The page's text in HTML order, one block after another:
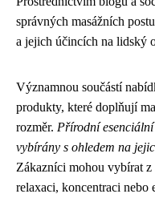
správných masážních
a jejich účincích na lidský
Významnou součástí
produkty, které doplňují
rozměr. Přírodní
vybírány s ohledem na
Zákazníci mohou vybírat
relaxaci, koncentraci nebo